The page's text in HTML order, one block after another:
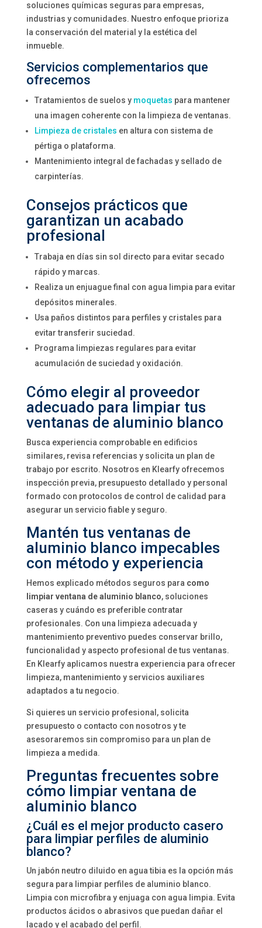
soluciones químicas seguras para empresas,
industrias y comunidades. Nuestro enfoque prioriza
la conservación del material y la estética del
inmueble.
Servicios complementarios que
ofrecemos
Tratamientos de suelos y moquetas para mantener
una imagen coherente con la limpieza de ventanas.
Limpieza de cristales en altura con sistema de
pértiga o plataforma.
Mantenimiento integral de fachadas y sellado de
carpinterías.
Consejos prácticos que
garantizan un acabado
profesional
Trabaja en días sin sol directo para evitar secado
rápido y marcas.
Realiza un enjuague final con agua limpia para evitar
depósitos minerales.
Usa paños distintos para perfiles y cristales para
evitar transferir suciedad.
Programa limpiezas regulares para evitar
acumulación de suciedad y oxidación.
Cómo elegir al proveedor
adecuado para limpiar tus
ventanas de aluminio blanco
Busca experiencia comprobable en edificios
similares, revisa referencias y solicita un plan de
trabajo por escrito. Nosotros en Klearfy ofrecemos
inspección previa, presupuesto detallado y personal
formado con protocolos de control de calidad para
asegurar un servicio fiable y seguro.
Mantén tus ventanas de
aluminio blanco impecables
con método y experiencia
Hemos explicado métodos seguros para como
limpiar ventana de aluminio blanco, soluciones
caseras y cuándo es preferible contratar
profesionales. Con una limpieza adecuada y
mantenimiento preventivo puedes conservar brillo,
funcionalidad y aspecto profesional de tus ventanas.
En Klearfy aplicamos nuestra experiencia para ofrecer
limpieza, mantenimiento y servicios auxiliares
adaptados a tu negocio.
Si quieres un servicio profesional, solicita
presupuesto o contacto con nosotros y te
asesoraremos sin compromiso para un plan de
limpieza a medida.
Preguntas frecuentes sobre
cómo limpiar ventana de
aluminio blanco
¿Cuál es el mejor producto casero
para limpiar perfiles de aluminio
blanco?
Un jabón neutro diluido en agua tibia es la opción más
segura para limpiar perfiles de aluminio blanco.
Limpia con microfibra y enjuaga con agua limpia. Evita
productos ácidos o abrasivos que puedan dañar el
lacado y el acabado del perfil.